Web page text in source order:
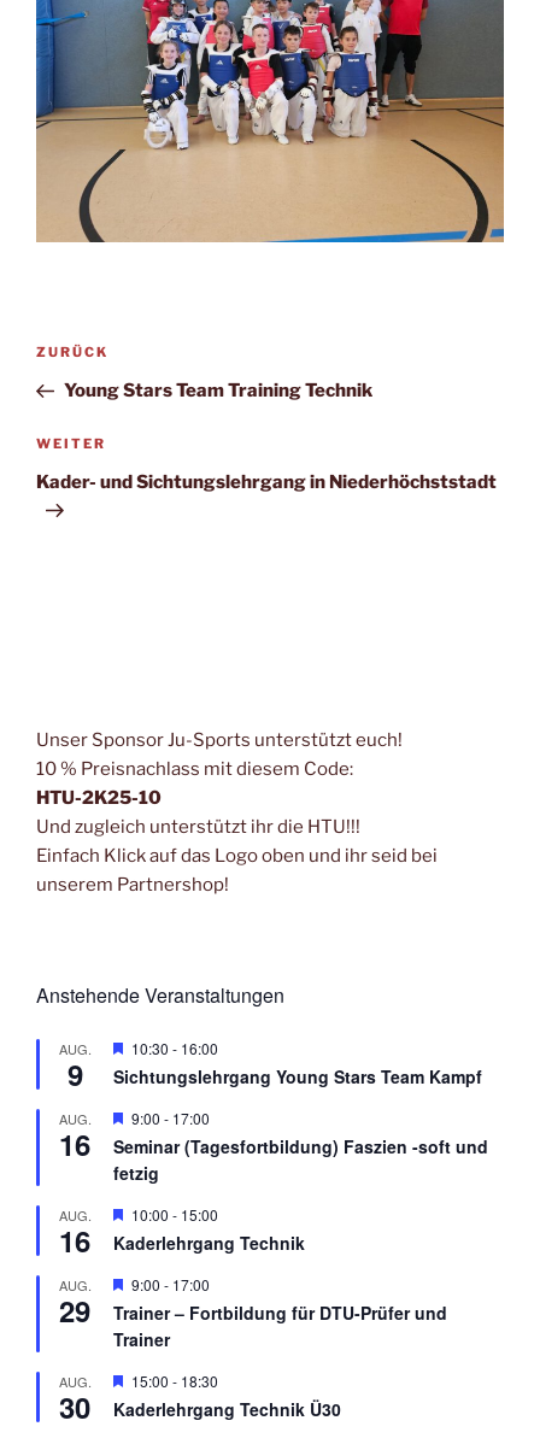
Beitragsnavigation
Vorheriger
Beitrag
ZURÜCK
Young Stars Team Training Technik
Nächster
Beitrag
WEITER
Kader- und Sichtungslehrgang in Niederhöchststadt
Unser Sponsor Ju-Sports unterstützt euch!
10 % Preisnachlass mit diesem Code:
HTU-2K25-10
Und zugleich unterstützt ihr die HTU!!!
Einfach Klick auf das Logo oben und ihr seid bei
unserem Partnershop!
Anstehende Veranstaltungen
AUG.
9
H
r
o
r
e
o
b
n
10:30 - 16:00
Sichtungslehrgang Young Stars Team Kampf
AUG.
16
H
r
v
r
e
o
b
n
9:00 - 17:00
Seminar (Tagesfortbildung) Faszien -soft und
fetzig
AUG.
16
H
r
o
r
e
o
b
10:00 - 15:00
Kaderlehrgang Technik
AUG.
29
H
r
v
r
e
9:00 - 17:00
Trainer – Fortbildung für DTU-Prüfer und
Trainer
AUG.
30
H
r
15:00 - 18:30
Kaderlehrgang Technik Ü30